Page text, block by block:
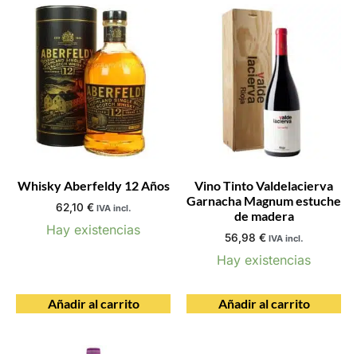
Whisky Aberfeldy 12 Años
62,10 € IVA incl.
Hay existencias
Añadir al carrito
Vino Tinto Valdelacierva
Garnacha Magnum estuche
de madera
56,98 € IVA incl.
Hay existencias
Añadir al carrito